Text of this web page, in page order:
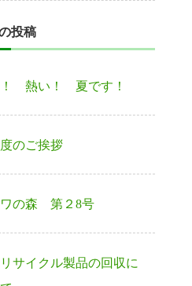
投稿
熱い！ 夏です！
のご挨拶
ワの森 第２8号
サイクル製品の回収に